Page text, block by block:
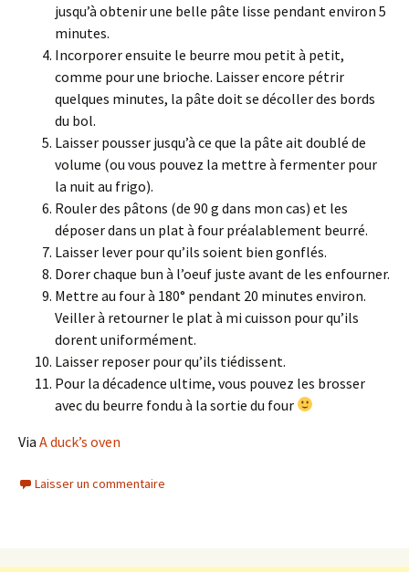
jusqu’à obtenir une belle pâte lisse pendant environ 5
minutes.
Incorporer ensuite le beurre mou petit à petit,
comme pour une brioche. Laisser encore pétrir
quelques minutes, la pâte doit se décoller des bords
du bol.
Laisser pousser jusqu’à ce que la pâte ait doublé de
volume (ou vous pouvez la mettre à fermenter pour
la nuit au frigo).
Rouler des pâtons (de 90 g dans mon cas) et les
déposer dans un plat à four préalablement beurré.
Laisser lever pour qu’ils soient bien gonflés.
Dorer chaque bun à l’oeuf juste avant de les enfourner.
Mettre au four à 180° pendant 20 minutes environ.
Veiller à retourner le plat à mi cuisson pour qu’ils
dorent uniformément.
Laisser reposer pour qu’ils tiédissent.
Pour la décadence ultime, vous pouvez les brosser
avec du beurre fondu à la sortie du four
Via A duck’s oven
Laisser un commentaire